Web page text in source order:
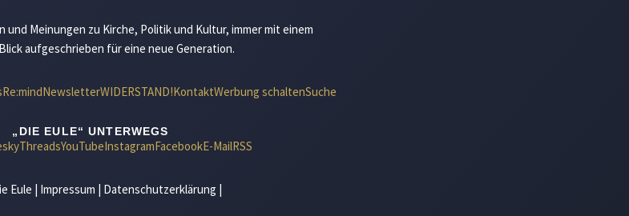
Meinungen zu Kirche, Politik und Kultur, immer mit einem
aufgeschrieben für eine neue Generation.
Re:mindNewsletterWIDERSTAND!KontaktWerbung schaltenSuche
„DIE EULE“ UNTERWEGS
ThreadsYouTubeInstagramFacebookE-MailRSS
Eule | Impressum | Datenschutzerklärung |